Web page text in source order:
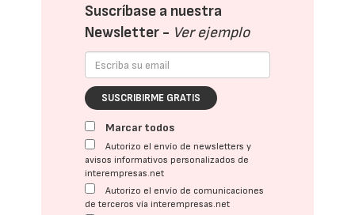
Suscríbase a nuestra
Newsletter - Ver ejemplo
SUSCRIBIRME GRATIS
Marcar todos
Autorizo el envío de newsletters y
avisos informativos personalizados de
interempresas.net
Autorizo el envío de comunicaciones
de terceros vía interempresas.net